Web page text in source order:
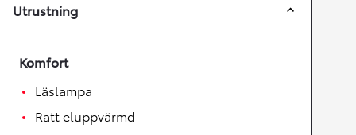
Utrustning
Komfort
Läslampa
Ratt eluppvärmd